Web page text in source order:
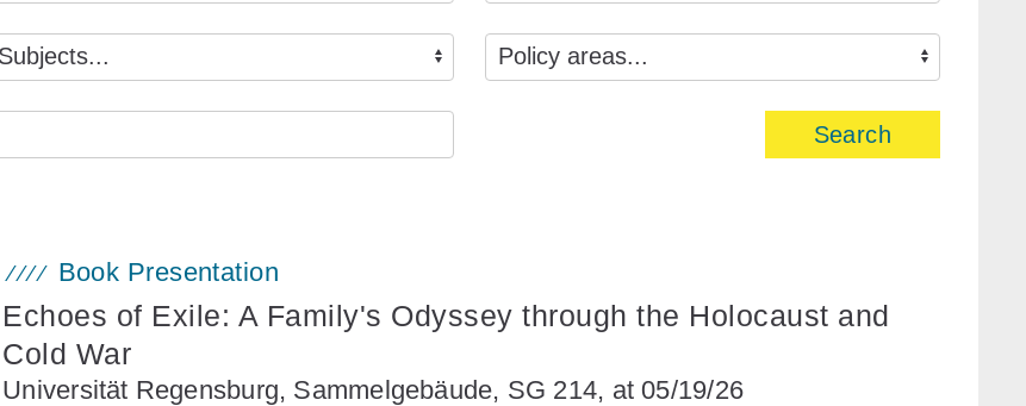
Search
Book Presentation
Echoes of Exile: A Family's Odyssey through the Holocaust and
Cold War
Universität Regensburg, Sammelgebäude, SG 214, at 05/19/26